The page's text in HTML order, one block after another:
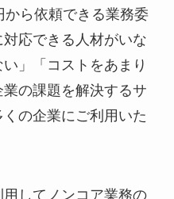
から依頼できる業務委
応できる人材がいな
」「コストをあまり
の課題を解決するサ
の企業にご利用いた
用してノンコア業務の